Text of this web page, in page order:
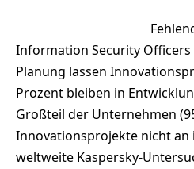
Information Security
Planung lassen
Prozent bleiben in
Großteil der Unternehmen
Innovationsprojekte nicht an
weltweite Kaspersky-